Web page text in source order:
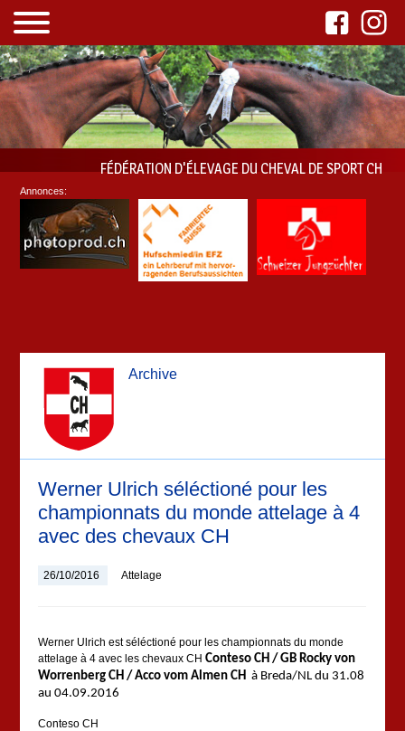
FÉDÉRATION D'ÉLEVAGE DU CHEVAL DE SPORT CH
Archive
Werner Ulrich séléctioné pour les
championnats du monde attelage à 4
avec des chevaux CH
26/10/2016 Attelage
Werner Ulrich est séléctioné pour les championnats du monde
attelage à 4 avec les chevaux CH Conteso CH / GB Rocky von
Worrenberg CH / Acco vom Almen CH à Breda/NL du 31.08
au 04.09.2016
Conteso CH
Annonces: